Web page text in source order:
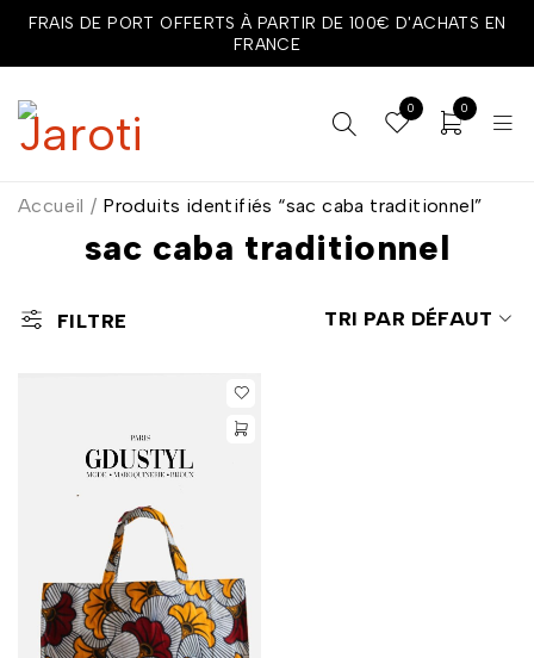
FRAIS DE PORT OFFERTS À PARTIR DE 100€ D'ACHATS EN
FRANCE
0 0
sac caba traditionnel
Accueil / Produits identifiés “sac caba traditionnel”
FILTRE TRI PAR DÉFAUT